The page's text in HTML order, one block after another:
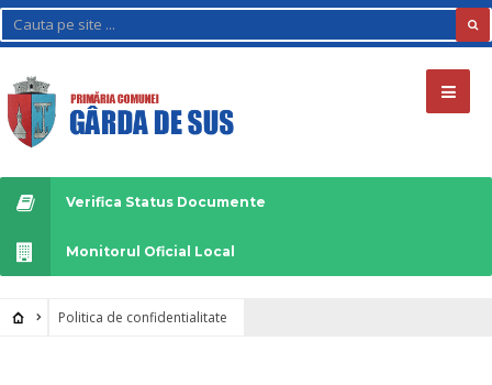
Verifica Status Documente
Monitorul Oficial Local
Politica de confidentialitate